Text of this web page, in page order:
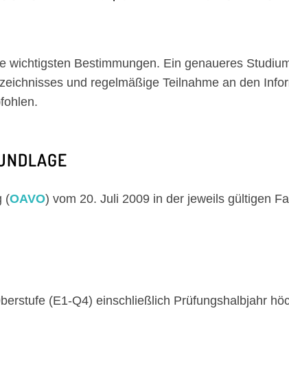
wichtigsten Bestimmungen. Ein genaueres
und regelmäßige Teilnahme an den
(OAVO) vom 20. Juli 2009 in der jeweils gültigen
(E1-Q4) einschließlich Prüfungshalbjahr